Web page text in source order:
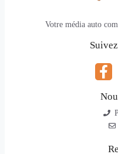
Votre média auto